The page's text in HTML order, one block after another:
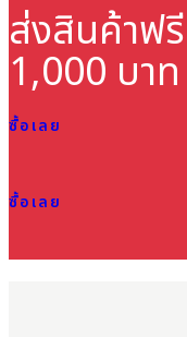
ส่งสินค้าฟรี
1,000 บาท
ซื้อเลย
ซื้อเลย